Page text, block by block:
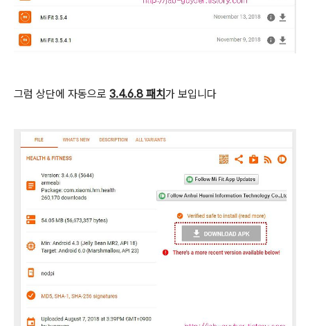
그럼 상단에 자동으로 3.4.6.8 패치가 보입니다